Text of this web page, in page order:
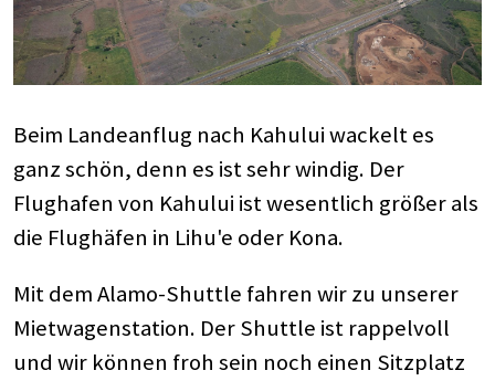
Beim Landeanflug nach Kahului wackelt es
ganz schön, denn es ist sehr windig. Der
Flughafen von Kahului ist wesentlich größer als
die Flughäfen in Lihu'e oder Kona.
Mit dem Alamo-Shuttle fahren wir zu unserer
Mietwagenstation. Der Shuttle ist rappelvoll
und wir können froh sein noch einen Sitzplatz